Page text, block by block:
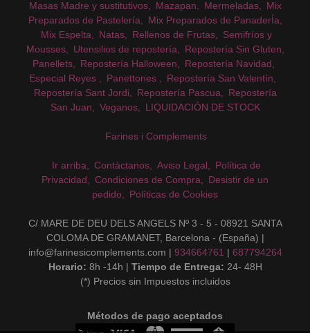
Masas Madre y sustitutivos
Mazapan Mermeladas
Mix
Preparados de Pastelería
Mix Preparados de PanaderÍa
Mix Espelta
Natas Rellenos de Frutas
Semifríos y
Mousses
Utensilios de repostería
Repostería Sin Gluten
Panellets
Repostería Halloween
Repostería Navidad
Especial Reyes
Panettones
Repostería San Valentín
Repostería Sant Jordi
Repostería Pascua
Repostería
San Juan
Veganos LIQUIDACIÓN DE STOCK
Farines i Complements
Ir arriba Contáctanos Aviso Legal
Política de
Privacidad
Condiciones de Compra
Desistir de un
pedido
Políticas de Cookies
C/ MARE DE DEU DELS ANGELS Nº 3 - 5 - 08921 SANTA
COLOMA DE GRAMANET, Barcelona - (España) |
info@farinesicomplements.com | 934664761 | 687794264
Horario: 8h -14h | Tiempo de Entrega: 24- 48H
(*) Precios sin Impuestos incluidos
Métodos de pago aceptados